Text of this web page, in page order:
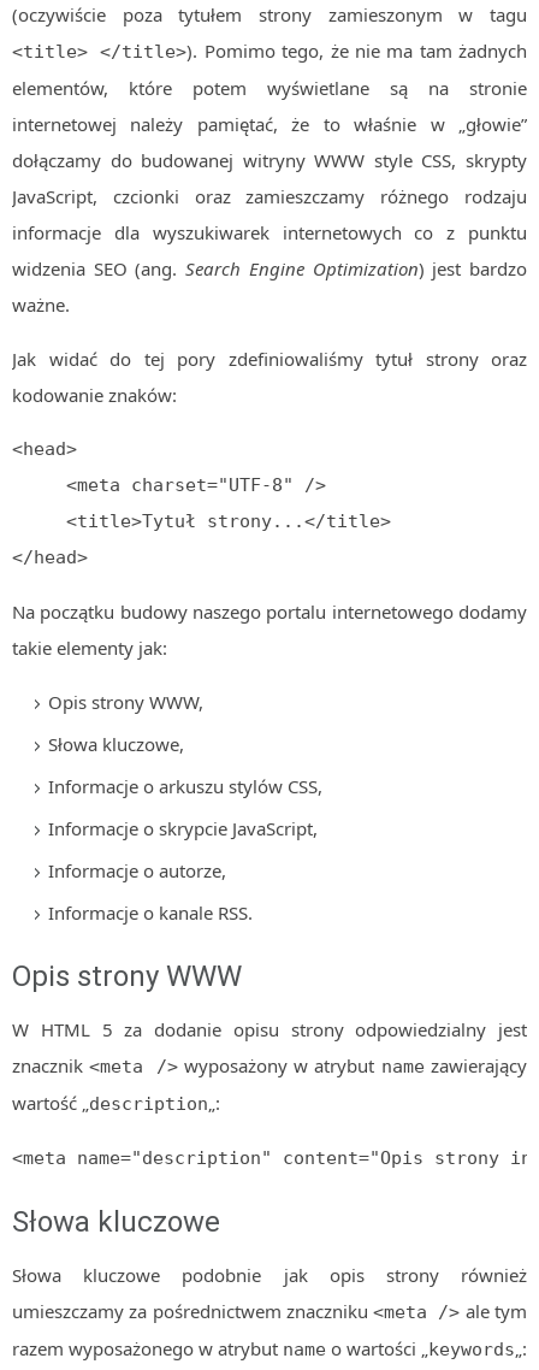
(oczywiście poza tytułem strony zamieszonym w tagu
<title> </title>). Pomimo tego, że nie ma tam żadnych
elementów, które potem wyświetlane są na stronie
internetowej należy pamiętać, że to właśnie w „głowie”
dołączamy do budowanej witryny WWW style CSS, skrypty
JavaScript, czcionki oraz zamieszczamy różnego rodzaju
informacje dla wyszukiwarek internetowych co z punktu
widzenia SEO (ang.Search Engine Optimization) jest bardzo
ważne.
Jak widać do tej pory zdefiniowaliśmy tytuł strony oraz
kodowanie znaków:
<head>
     <meta charset="UTF-8" />
     <title>Tytuł strony...</title>
</head>
Na początku budowy naszego portalu internetowego dodamy
takie elementy jak:
Opis strony WWW,
Słowa kluczowe,
Informacje o arkuszu stylów CSS,
Informacje o skrypcie JavaScript,
Informacje o autorze,
Informacje o kanale RSS.
Opis strony WWW
W HTML 5 za dodanie opisu strony odpowiedzialny jest
znacznik<meta />wyposażony w atrybut namezawierający
wartość „
description „:
<meta name="description" content="Opis strony
Słowa kluczowe
Słowa kluczowe podobnie jak opis strony również
umieszczamy za pośrednictwem znaczniku<meta /> ale tym
razem wyposażonego w atrybut name o wartości „ keywords „: